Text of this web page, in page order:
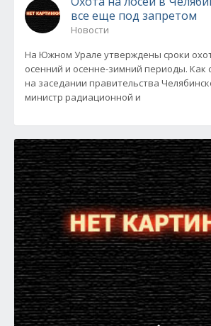
все еще под запретом
Новости
На Южном Урале утверждены сроки
осенний и осенне-зимний периоды. Как
на заседании правительства
министр радиационной и